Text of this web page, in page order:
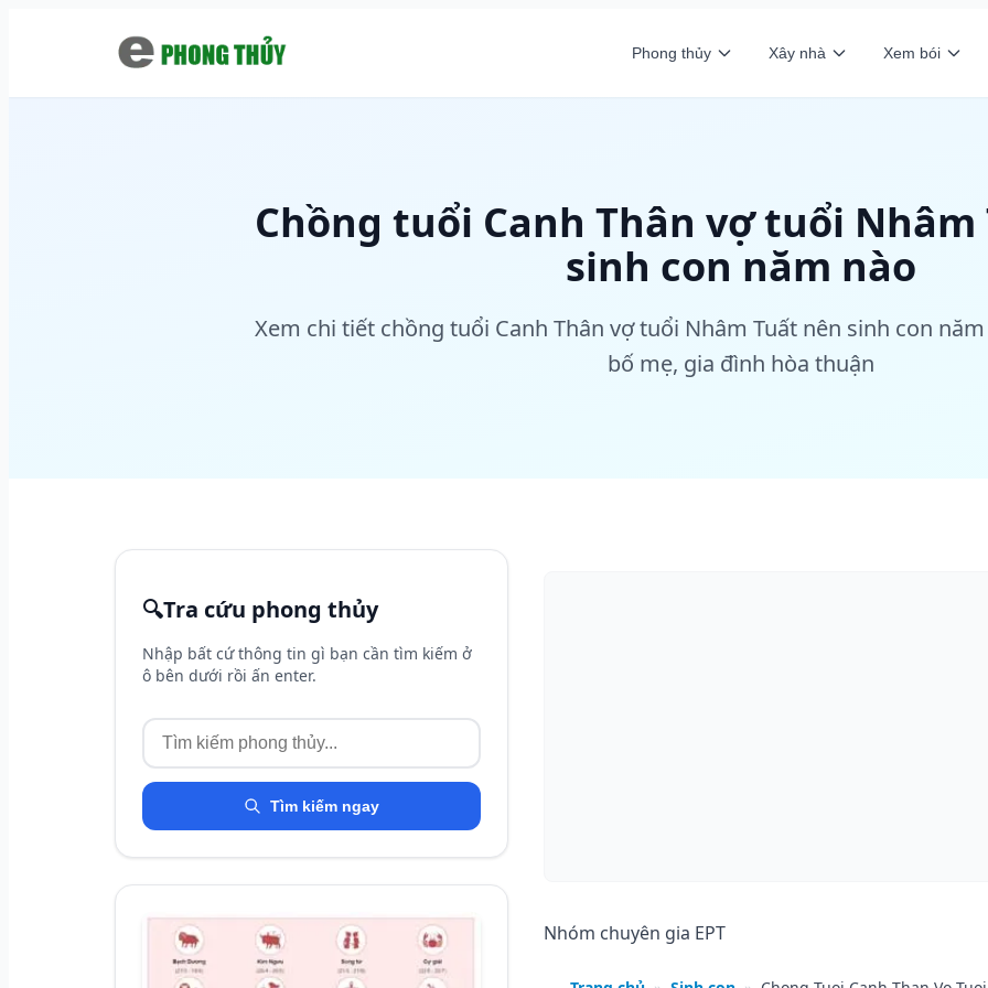
Phong thủy Xây nhà Xem bói
Chồng tuổi Canh Thân vợ tuổi
sinh con năm nào
Xem chi tiết chồng tuổi Canh Thân vợ tuổi Nhâm Tuất nên sinh con
bố mẹ, gia đình hòa thuận
🔍Tra cứu phong thủy
Nhập bất cứ thông tin gì bạn cần tìm kiếm ở
ô bên dưới rồi ấn enter.
Tìm kiếm ngay
Nhóm chuyên gia EPT